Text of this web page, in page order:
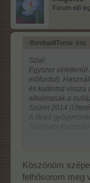
Fórum elő
-BombadilToma- írta:
Szia!
Egyszer
előfordul).
és kattintsd vissza
alkalmasak a
Szüret 2014
A fáraó
Köszönöm
felhősorom meg